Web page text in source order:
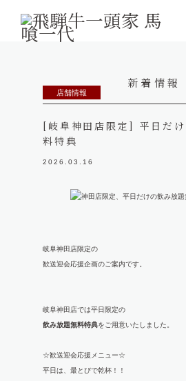
新着情報
店舗情報
[岐阜神田店限定] 平日だ
料特典
2026.03.16
岐阜神田店限定の
歓送迎会応援企画のご案内です。
岐阜神田店では平日限定の
飲み放題無料特典をご用意いたしました。
☆歓送迎会応援メニュー☆
平日は、最とびで乾杯！！